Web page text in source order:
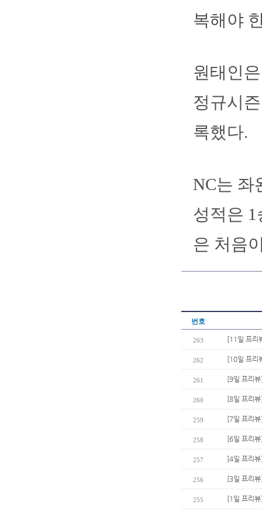
복해야
원태인
정규시
록했다.
NC는 좌
성적은 1
은 처음
번호
263 [11일 프리
262 [10일 프리
261 [9일 프리
260 [8일 프리
259 [7일 프리뷰
258 [6일 프리
257 [4일 프리
256 [3일 프리
255 [1일 프리